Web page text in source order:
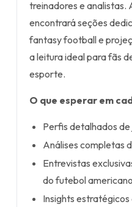
treinadores e analistas.
encontrará seções
fantasy football e
a leitura ideal para fãs
esporte.
O que esperar em
Perfis detalhados
Análises completas
Entrevistas
do futebol
Insights estratégicos